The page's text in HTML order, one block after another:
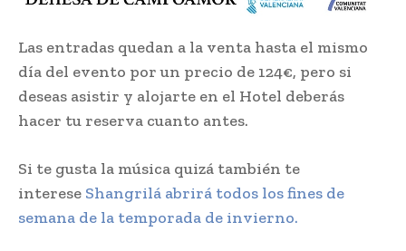
Las entradas quedan a la venta hasta el mismo
día del evento por un precio de 124€, pero si
deseas asistir y alojarte en el Hotel deberás
hacer tu reserva cuanto antes.
Si te gusta la música quizá también te
interese Shangrilá abrirá todos los fines de
semana de la temporada de invierno.